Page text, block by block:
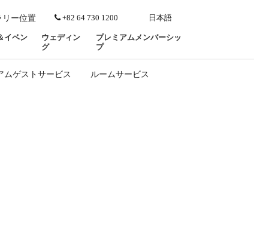
リー位置 +82 64 730 1200 日本語
イベン
ウェディン
グ
プレミアムメンバーシッ
プ
ムゲストサービス ルームサービス